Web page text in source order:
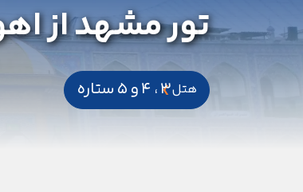
تور مشهد از
هتل3 ، 4 و 5 ستاره